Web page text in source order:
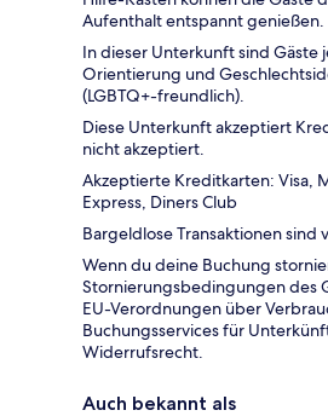
Aufenthalt entspannt genießen.
In dieser Unterkunft sind Gäste
Orientierung und
(LGBTQ+-freundlich).
Diese Unterkunft akzeptiert
nicht akzeptiert.
Akzeptierte Kreditkarten: Visa,
Express, Diners Club
Bargeldlose Transaktionen sind
Wenn du deine Buchung
Stornierungsbedingungen des
EU-Verordnungen über
Buchungsservices für
Widerrufsrecht.
Auch bekannt als